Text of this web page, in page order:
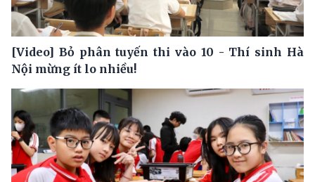
[Video] Bỏ phân tuyến thi vào 10 - Thí sinh Hà
Nội mừng ít lo nhiều!